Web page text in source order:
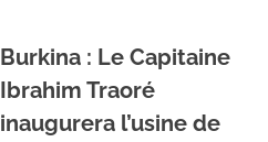
Burkina : Le Capitaine
Ibrahim Traoré
inaugurera l’usine de